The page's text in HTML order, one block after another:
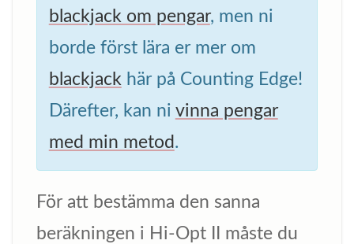
blackjack om pengar, men ni
borde först lära er mer om
blackjack här på Counting Edge!
Därefter, kan ni vinna pengar
med min metod.
För att bestämma den sanna
beräkningen i Hi-Opt II måste du